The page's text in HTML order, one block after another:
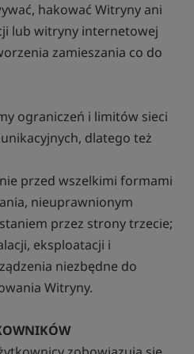
hakować Witryny ani
lub witryny internetowej
zamieszania co do
ograniczeń i limitów sieci
dlatego też
przed wszelkimi formami
nieuprawnionym
przez strony trzecie;
eksploatacji i
niezbędne do
Witryny.